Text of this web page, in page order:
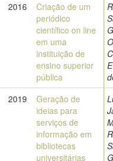
2016
Criação de um
periódico
científico on line
em uma
instituição de
ensino superior
pública
2019
Geração de
ideias para
serviços de
informação em
bibliotecas
universitárias